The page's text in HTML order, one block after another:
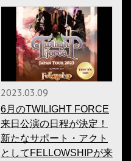
2023.03.09
6月のTWILIGHT FORCE
来日公演の日程が決定！
新たなサポート・アクト
としてFELLOWSHIPが来